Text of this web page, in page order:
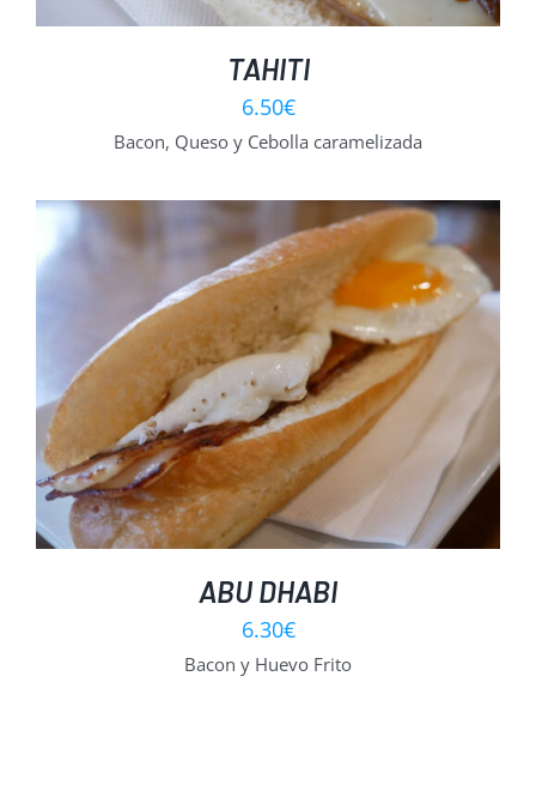
TAHITI
6.50€
Bacon, Queso y Cebolla caramelizada
ABU DHABI
6.30€
Bacon y Huevo Frito